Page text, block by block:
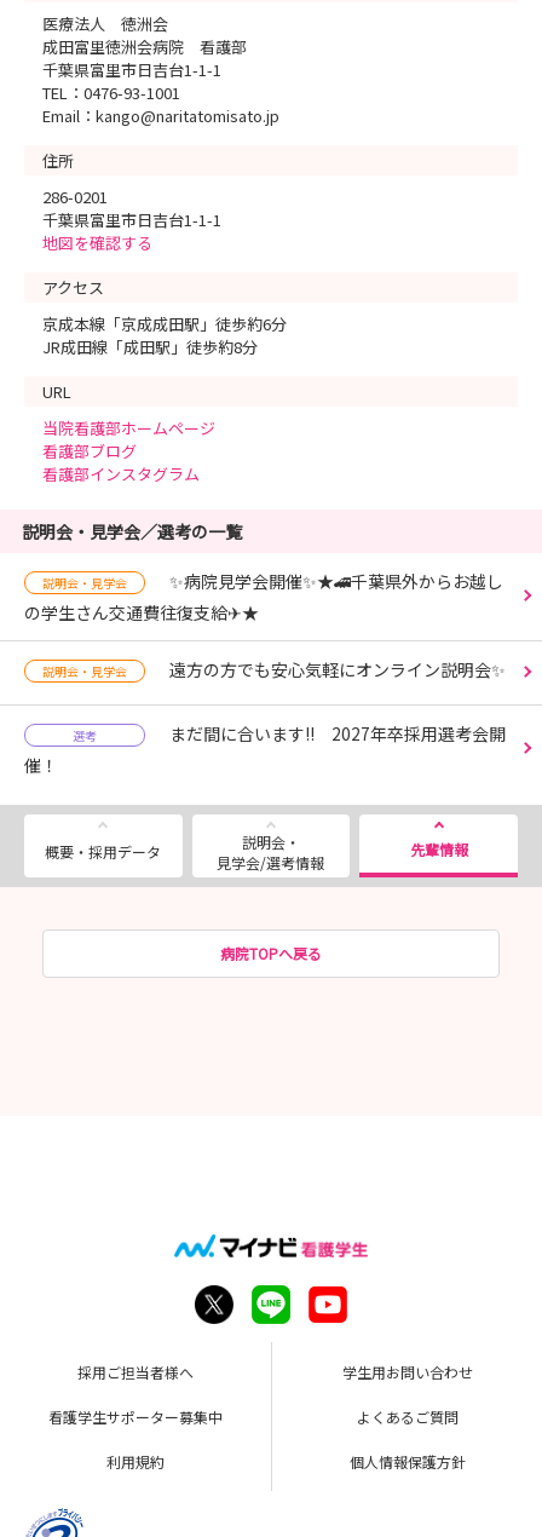
医療法人 徳洲会
成田富里徳洲会病院 看護部
千葉県富里市日吉台1-1-1
TEL：0476-93-1001
Email：kango@naritatomisato.jp
住所
286-0201
千葉県富里市日吉台1-1-1
地図を確認する
アクセス
京成本線「京成成田駅」徒歩約6分
JR成田線「成田駅」徒歩約8分
URL
当院看護部ホームページ
看護部ブログ
看護部インスタグラム
説明会・見学会／選考の一覧
説明会・見学会
✨病院見学会開催✨★🚄千葉県外からお越し
の学生さん交通費往復支給✈★
説明会・見学会 遠方の方でも安心気軽にオンライン説明会✨
選考
まだ間に合います!! 2027年卒採用選考会開
催！
概要・採用データ
説明会・
見学会/選考情報
先輩情報
病院TOPへ戻る
採用ご担当者様へ 学生用お問い合わせ
看護学生サポーター募集中 よくあるご質問
利用規約 個人情報保護方針